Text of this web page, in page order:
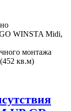
WINSTA Midi,
монтажа
кв.м)